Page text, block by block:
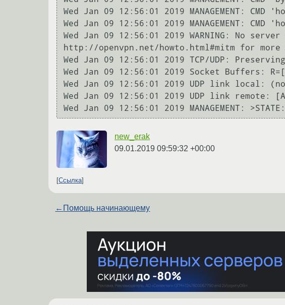
Wed Jan 09 12:56:01 2019 MANAGEMENT: CMD
Wed Jan 09 12:56:01 2019 MANAGEMENT: CMD
Wed Jan 09 12:56:01 2019 WARNING: No
http://openvpn.net/howto.html#mitm for
Wed Jan 09 12:56:01 2019 TCP/UDP:
Wed Jan 09 12:56:01 2019 Socket Buffers:
Wed Jan 09 12:56:01 2019 UDP link local:
Wed Jan 09 12:56:01 2019 UDP link remote:
new_erak
09.01.2019 09:59:32 +00:00
Ссылка
← Помощь начинающему